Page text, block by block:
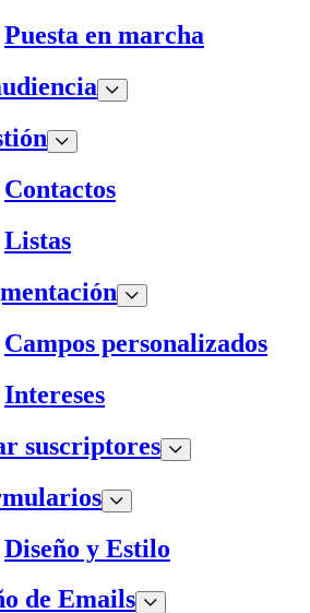
Puesta en marcha
Contactos
Listas
Campos personalizados
Intereses
suscriptores
Diseño y Estilo
de Emails